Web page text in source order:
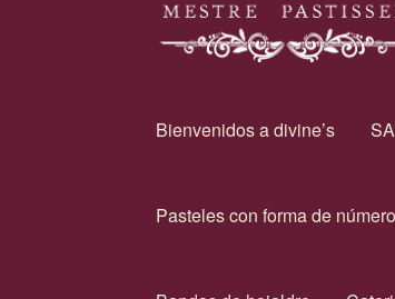
Bienvenidos a divine’s
Pasteles con forma de